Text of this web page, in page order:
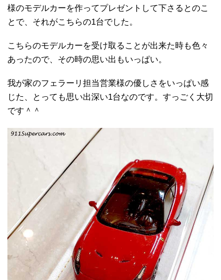
様のモデルカーを作ってプレゼントして下さるとのこ
とで、それがこちらの1台でした。
こちらのモデルカーを受け取ることが出来た時も色々
あったので、その時の思い出もいっぱい。
我が家のフェラーリ担当営業様の優しさをいっぱい感
じた、とっても思い出深い1台なのです。すっごく大切
です＾＾